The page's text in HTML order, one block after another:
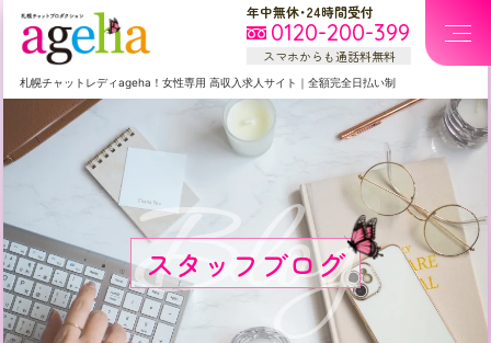
年中無休・24時間受付
0120-200-399
スマホからも通話料無料
札幌チャットレディageha！女性専用 高収入求人サイト ｜ 全額完全日払い制
スタッフブログ
Blog